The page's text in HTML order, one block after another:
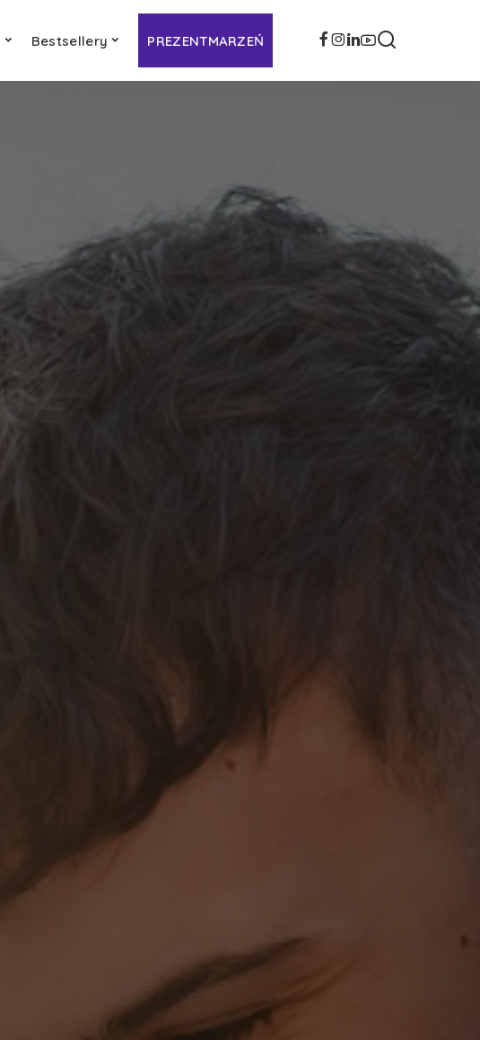
Bestsellery PREZENTMARZEŃ